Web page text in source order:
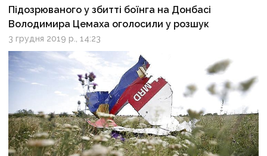
Підозрюваного у збитті боїнга на Донбасі
Володимира Цемаха оголосили у розшук
3 грудня 2019 р., 14:23